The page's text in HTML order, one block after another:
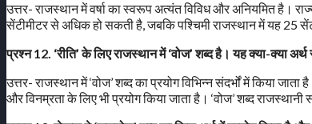
उत्तर- राजस्थान में वर्षा का स्वरूप अत्यंत विविध और अनियमित है। राज्य
सेंटीमीटर से अधिक हो सकती है, जबकि पश्चिमी राजस्थान में यह 25
प्रश्न 12. ‘रीति’ के लिए राजस्थान में ‘वोज’ शब्द है। यह क्या-क्या
उत्तर- राजस्थान में ‘वोज’ शब्द का प्रयोग विभिन्न संदर्भों में किया
और विनम्रता के लिए भी प्रयोग किया जाता है। ‘वोज’ शब्द